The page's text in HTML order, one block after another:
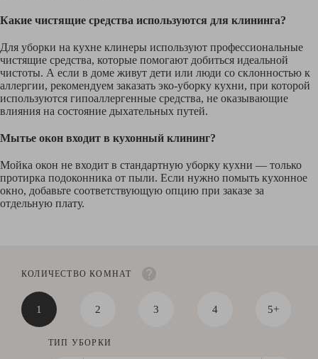
Какие чистящие средства используются для клининга?
Для уборки на кухне клинеры используют профессиональные
чистящие средства, которые помогают добиться идеальной
чистоты. А если в доме живут дети или люди со склонностью к
аллергии, рекомендуем заказать эко-уборку кухни, при которой
используются гипоаллергенные средства, не оказывающие
влияния на состояние дыхательных путей.
Мытье окон входит в кухонный клининг?
Мойка окон не входит в стандартную уборку кухни — только
протирка подоконника от пыли. Если нужно помыть кухонное
окно, добавьте соответствующую опцию при заказе за
отдельную плату.
КОЛИЧЕСТВО КОМНАТ
1 2 3 4 5+
ТИП УБОРКИ